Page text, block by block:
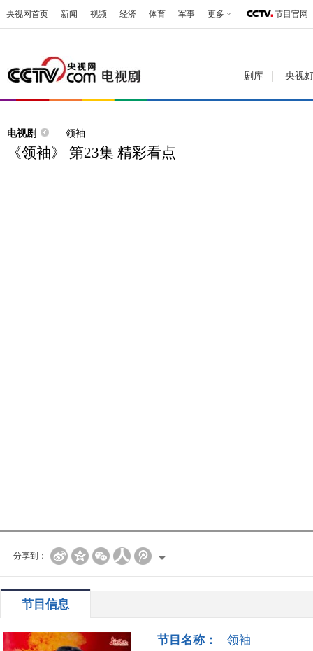
央视网首页 新闻 视频 经济 体育 军事 更多 节目官网
剧库 央视
电视剧 领袖
《领袖》 第23集 精彩看点
分享到：
节目信息
节目名称：
领袖